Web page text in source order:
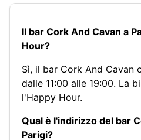
Il bar Cork And Cavan a
Hour?
Sì, il bar Cork And Cavan
dalle 11:00 alle 19:00. La
l'Happy Hour.
Qual è l'indirizzo del bar
Parigi?